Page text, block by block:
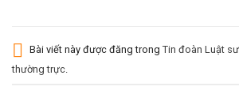
Bài viết này được đăng trong Tin đoàn Luật sư
thường trực.